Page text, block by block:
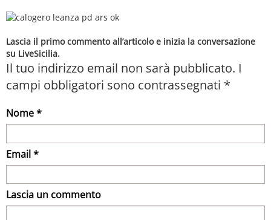
Lascia il primo commento all’articolo e inizia la conversazione
su LiveSicilia.
Il tuo indirizzo email non sarà pubblicato. I
campi obbligatori sono contrassegnati *
Nome *
Email *
Lascia un commento